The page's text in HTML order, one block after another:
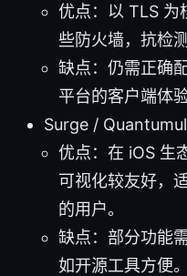
优点：以 TLS 为
些防火墙，抗检
缺点：仍需正确
平台的客户端体
Surge /
优点：在 iOS 生
可视化较友好，
的用户。
缺点：部分功能
如开源工具方便。